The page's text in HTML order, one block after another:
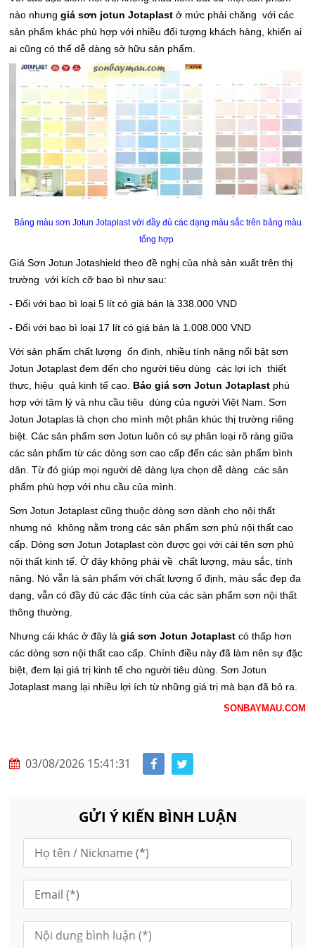
nào nhưnggiá sơn jotun Jotaplast ở mức phải chăng với các
sản phẩm khác phù hợp với nhiều đối tượng khách hàng, khiến ai
ai cũng có thể dễ dàng sở hữu sản phẩm.
Bảng màu sơn Jotun Jotaplast với đầy đủ các dạng màu sắc trên bảng màu
tổng hợp
Giá Sơn Jotun Jotashield theo đề nghị của nhà sản xuất trên thị
trường với kích cỡ bao bì như sau:
- Đối với bao bì loại 5 lít có giá bán là 338.000 VND
- Đối với bao bì loại 17 lít có giá bán là 1.008.000 VND
Với sản phẩm chất lượng ổn định, nhiều tính năng nổi bật sơn
Jotun Jotaplast đem đến cho người tiêu dùng các lợi ích thiết
thực, hiệu quả kinh tế cao. Báo giá sơn Jotun Jotaplast phù
hợp với tâm lý và nhu cầu tiêu dùng của người Việt Nam. Sơn
Jotun Jotaplas là chọn cho mình một phân khúc thị trường riêng
biệt. Các sản phẩm sơn Jotun luôn có sự phân loại rõ ràng giữa
các sản phẩm từ các dòng sơn cao cấp đến các sản phẩm bình
dân. Từ đó giúp mọi người dê dàng lựa chọn dễ dàng các sản
phẩm phù hợp với nhu cầu của mình.
Sơn Jotun Jotaplast cũng thuộc dòng sơn dành cho nội thất
nhưng nó không nằm trong các sản phẩm sơn phủ nội thất cao
cấp. Dòng sơn Jotun Jotaplast còn được gọi với cái tên sơn phủ
nội thất kinh tế. Ở đây không phải về chất lượng, màu sắc, tính
năng. Nó vẫn là sản phẩm với chất lượng ổ định, màu sắc đẹp đa
dạng, vẫn có đầy đủ các đặc tính của các sản phẩm sơn nội thất
thông thường.
Nhưng cái khác ở đây làgiá sơn Jotun Jotaplast có thấp hơn
các dòng sơn nội thất cao cấp. Chính điều này đã làm nên sự đặc
biệt, đem lại giá trị kinh tế cho người tiêu dùng. Sơn Jotun
Jotaplast mang lại nhiều lợi ích từ những giá trị mà bạn đã bỏ ra.
SONBAYMAU.COM
03/08/2026 15:41:31
GỬI Ý KIẾN BÌNH LUẬN